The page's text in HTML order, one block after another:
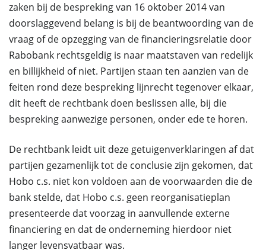
zaken bij de bespreking van 16 oktober 2014 van
doorslaggevend belang is bij de beantwoording van de
vraag of de opzegging van de financieringsrelatie door
Rabobank rechtsgeldig is naar maatstaven van redelijk
en billijkheid of niet. Partijen staan ten aanzien van de
feiten rond deze bespreking lijnrecht tegenover elkaar,
dit heeft de rechtbank doen beslissen alle, bij die
bespreking aanwezige personen, onder ede te horen.
De rechtbank leidt uit deze getuigenverklaringen af dat
partijen gezamenlijk tot de conclusie zijn gekomen, dat
Hobo c.s. niet kon voldoen aan de voorwaarden die de
bank stelde, dat Hobo c.s. geen reorganisatieplan
presenteerde dat voorzag in aanvullende externe
financiering en dat de onderneming hierdoor niet
langer levensvatbaar was.